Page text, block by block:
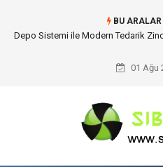
BU ARALAR
Akrilik Boyama Seti ile Evinizde
01 Ağu